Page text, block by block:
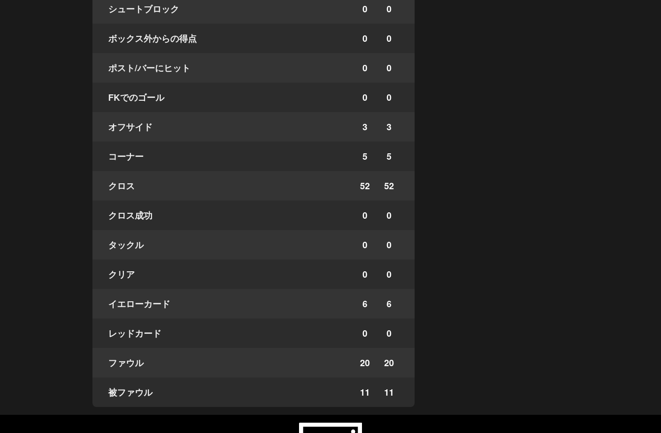
シュートブロック 0 0
ボックス外からの得点 0 0
ポスト/バーにヒット 0 0
FKでのゴール 0 0
オフサイド 3 3
コーナー 5 5
クロス 52 52
クロス成功 0 0
タックル 0 0
クリア 0 0
イエローカード 6 6
レッドカード 0 0
ファウル 20 20
被ファウル 11 11